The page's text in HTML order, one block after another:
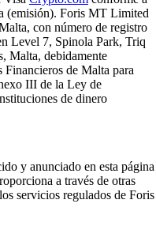
(emisión). Foris MT Limited
con número de registro
Level 7, Spinola Park, Triq
Malta, debidamente
de Malta para
III de la Ley de
de dinero
y anunciado en esta página
a través de otras
servicios regulados de Foris